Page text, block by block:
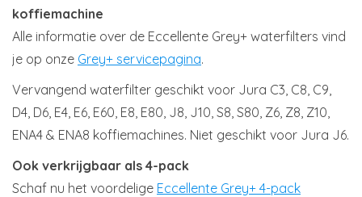
koffiemachine
Alle informatie over de Eccellente Grey+ waterfilters vind
je op onze Grey+ servicepagina.
Vervangend waterfilter geschikt voor Jura C3, C8, C9,
D4, D6, E4, E6, E60, E8, E80, J8, J10, S8, S80, Z6, Z8, Z10,
ENA4 & ENA8 koffiemachines. Niet geschikt voor Jura J6.
Ook verkrijgbaar als 4-pack
Schaf nu het voordelige Eccellente Grey+ 4-pack